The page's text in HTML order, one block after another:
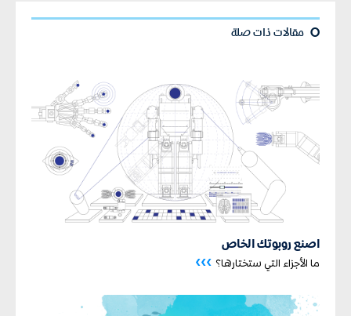
¢ مقالات ذات صلة
اصنع روبوتك الخاص
ما الأجزاء التي ستختارها؟ ›››